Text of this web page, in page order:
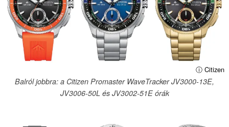
ⓘ Citizen
Balról jobbra: a Citizen Promaster WaveTracker JV3000-13E,
JV3006-50L és JV3002-51E órák